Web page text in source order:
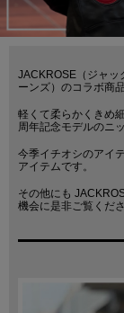
JACKROSE（ジャッ
ーンズ）のコラボ商
軽くて柔らかくきめ
周年記念モデルのニ
今季イチオシのアイ
アイテムです。
その他にも
機会に是非ご覧くだ